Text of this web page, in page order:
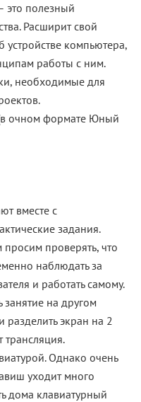
это полезный
Расширит свой
устройстве компьютера,
работы с ним.
необходимые для
вместе с
задания.
проверять, что
наблюдать за
и работать самому.
на другом
разделить экран на 2
Однако очень
уходит много
дома клавиатурный